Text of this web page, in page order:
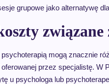
grupowe jako alternatywę
mogą znacznie
przez specjalistę.
u psychologa lub